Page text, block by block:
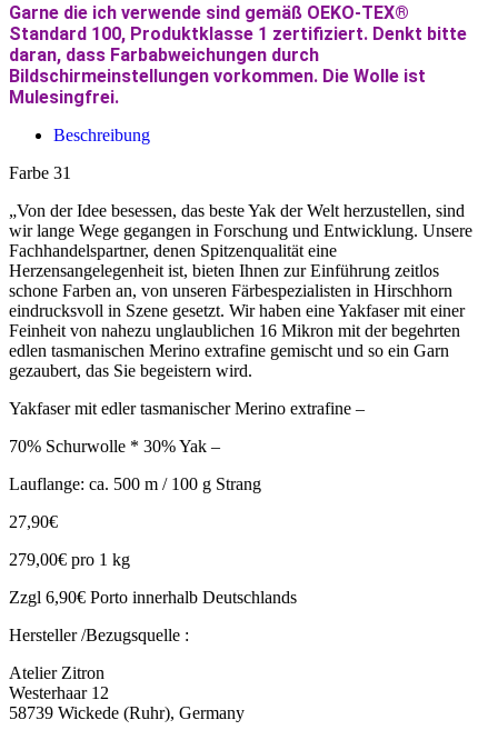
Garne die ich verwende sind gemäß OEKO-TEX®
Standard 100, Produktklasse 1 zertifiziert. Denkt bitte
daran, dass Farbabweichungen durch
Bildschirmeinstellungen vorkommen. Die Wolle ist
Mulesingfrei.
Beschreibung
Farbe 31
„Von der Idee besessen, das beste Yak der Welt herzustellen, sind
wir lange Wege gegangen in Forschung und Entwicklung. Unsere
Fachhandelspartner, denen Spitzenqualität eine
Herzensangelegenheit ist, bieten Ihnen zur Einführung zeitlos
schone Farben an, von unseren Färbespezialisten in Hirschhorn
eindrucksvoll in Szene gesetzt. Wir haben eine Yakfaser mit einer
Feinheit von nahezu unglaublichen 16 Mikron mit der begehrten
edlen tasmanischen Merino extrafine gemischt und so ein Garn
gezaubert, das Sie begeistern wird.
Yakfaser mit edler tasmanischer Merino extrafine –
70% Schurwolle * 30% Yak –
Lauflange: ca. 500 m / 100 g Strang
27,90€
279,00€ pro 1 kg
Zzgl 6,90€ Porto innerhalb Deutschlands
Hersteller /Bezugsquelle :
Atelier Zitron
Westerhaar 12
58739 Wickede (Ruhr), Germany